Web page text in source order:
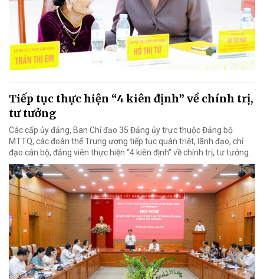
Tiếp tục thực hiện “4 kiên định” về chính trị,
tư tưởng
Các cấp ủy đảng, Ban Chỉ đạo 35 Đảng ủy trực thuộc Đảng bộ
MTTQ, các đoàn thể Trung ương tiếp tục quán triệt, lãnh đạo, chỉ
đạo cán bộ, đảng viên thực hiện “4 kiên định” về chính trị, tư tưởng.